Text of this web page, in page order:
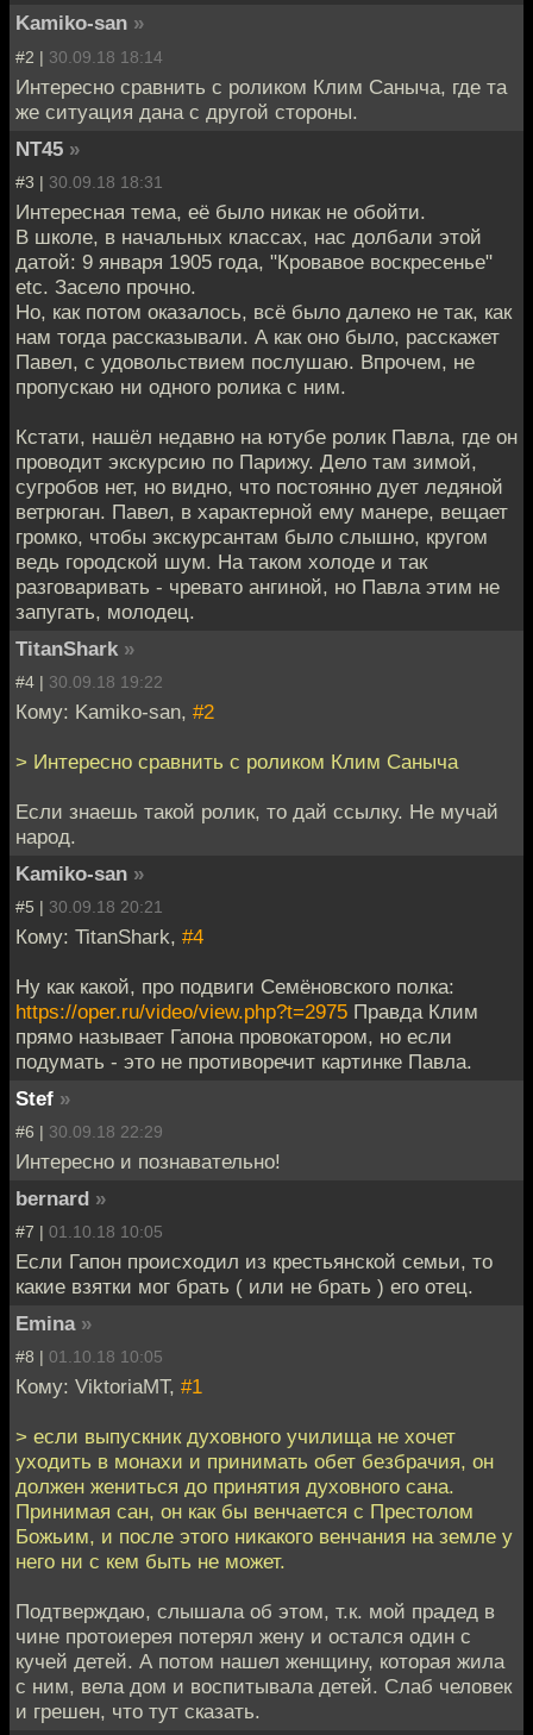
Kamiko-san »
#2 | 30.09.18 18:14
Интересно сравнить с роликом Клим Саныча, где та
же ситуация дана с другой стороны.
NT45 »
#3 | 30.09.18 18:31
Интересная тема, её было никак не обойти.
В школе, в начальных классах, нас долбали этой
датой: 9 января 1905 года, "Кровавое воскресенье"
etc. Засело прочно.
Но, как потом оказалось, всё было далеко не так, как
нам тогда рассказывали. А как оно было, расскажет
Павел, с удовольствием послушаю. Впрочем, не
пропускаю ни одного ролика с ним.
Кстати, нашёл недавно на ютубе ролик Павла, где он
проводит экскурсию по Парижу. Дело там зимой,
сугробов нет, но видно, что постоянно дует ледяной
ветрюган. Павел, в характерной ему манере, вещает
громко, чтобы экскурсантам было слышно, кругом
ведь городской шум. На таком холоде и так
разговаривать - чревато ангиной, но Павла этим не
запугать, молодец.
TitanShark »
#4 | 30.09.18 19:22
Кому: Kamiko-san, #2
> Интересно сравнить с роликом Клим Саныча
Если знаешь такой ролик, то дай ссылку. Не мучай
народ.
Kamiko-san »
#5 | 30.09.18 20:21
Кому: TitanShark, #4
Ну как какой, про подвиги Семёновского полка:
https://oper.ru/video/view.php?t=2975 Правда Клим
прямо называет Гапона провокатором, но если
подумать - это не противоречит картинке Павла.
Stef »
#6 | 30.09.18 22:29
Интересно и познавательно!
bernard »
#7 | 01.10.18 10:05
Если Гапон происходил из крестьянской семьи, то
какие взятки мог брать ( или не брать ) его отец.
Emina »
#8 | 01.10.18 10:05
Кому: ViktoriaMT, #1
> если выпускник духовного училища не хочет
уходить в монахи и принимать обет безбрачия, он
должен жениться до принятия духовного сана.
Принимая сан, он как бы венчается с Престолом
Божьим, и после этого никакого венчания на земле у
него ни с кем быть не может.
Подтверждаю, слышала об этом, т.к. мой прадед в
чине протоиерея потерял жену и остался один с
кучей детей. А потом нашел женщину, которая жила
с ним, вела дом и воспитывала детей. Слаб человек
и грешен, что тут сказать.